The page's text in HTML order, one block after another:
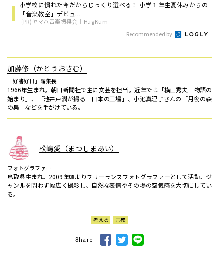
小学校に慣れた今だからじっくり選べる！ 小学１年生夏休みからの
「音楽教室」デビュ...
(PR)ヤマハ音楽振興会｜HugKum
Recommended by
加藤修（かとうおさむ）
「好書好日」編集長
1966年生まれ。朝日新聞社で主に文芸を担当。近年では「横山秀夫 物語の
始まり」、「池井戸潤が撮る 日本の工場」、小池真理子さんの「月夜の森
の梟」などを手がけている。
松嶋愛（まつしまあい）
フォトグラファー
鳥取県生まれ。2009年頃よりフリーランスフォトグラファーとして活動。ジ
ャンルを問わず幅広く撮影し、自然な表情やその場の空気感を大切にしてい
る。
考える 宗教
Share